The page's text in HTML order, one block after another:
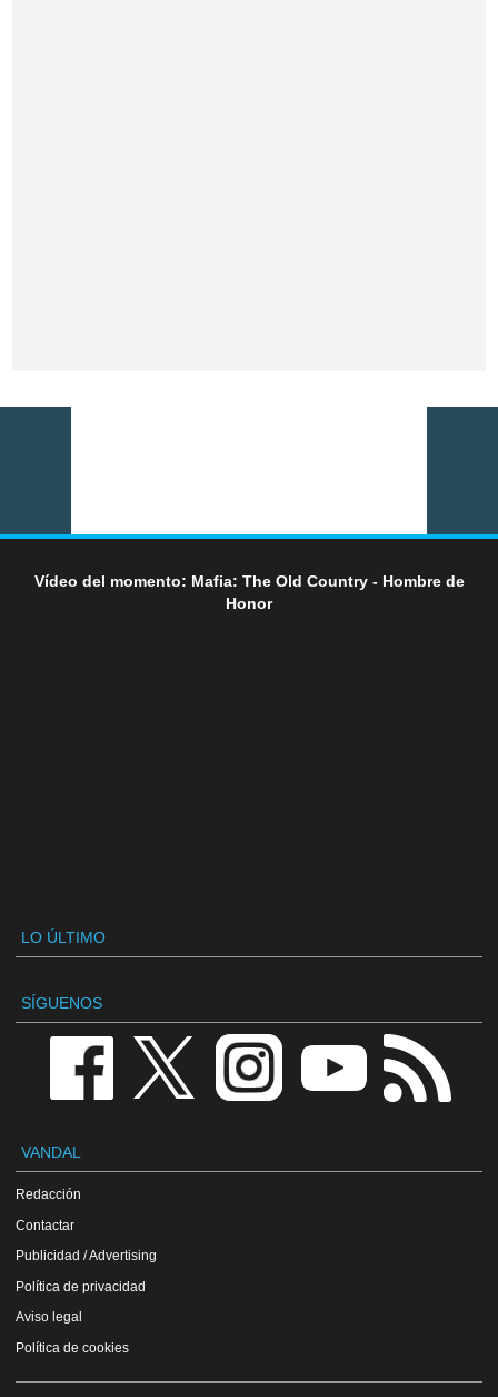
Vídeo del momento: Mafia: The Old Country - Hombre de
Honor
LO ÚLTIMO
SÍGUENOS
VANDAL
Redacción
Contactar
Publicidad / Advertising
Política de privacidad
Aviso legal
Política de cookies